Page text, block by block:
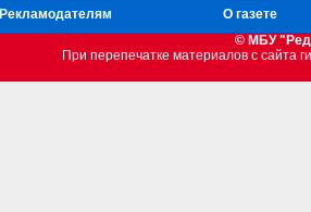
Рекламодателям
О газете
© МБУ
При перепечатке материалов c сайта